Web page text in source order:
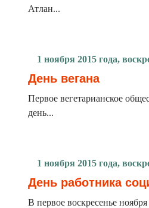
Атлан...
1 ноября 2015 года,
День вегана
Первое вегетарианское
день...
1 ноября 2015 года,
День работника
В первое воскресенье